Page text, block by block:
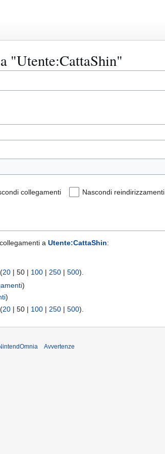
"Utente:CattaShin"
collegamenti Nascondi reindirizzamenti
a Utente:CattaShin:
20 | 50 | 100 | 250 | 500).
)
)
20 | 50 | 100 | 250 | 500).
Avvertenze